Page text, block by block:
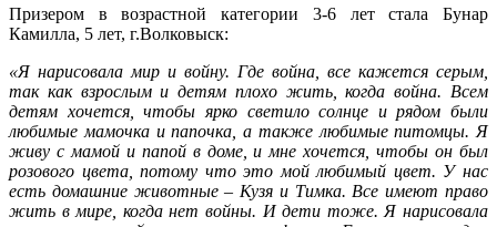
Призером в возрастной категории 3-6 лет стала Бунар
Камилла, 5 лет, г.Волковыск:
«Я нарисовала мир и войну. Где война, все кажется серым,
так как взрослым и детям плохо жить, когда война. Всем
детям хочется, чтобы ярко светило солнце и рядом были
любимые мамочка и папочка, а также любимые питомцы. Я
живу с мамой и папой в доме, и мне хочется, чтобы он был
розового цвета, потому что это мой любимый цвет. У нас
есть домашние животные – Кузя и Тимка. Все имеют право
жить в мире, когда нет войны. И дети тоже. Я нарисовала